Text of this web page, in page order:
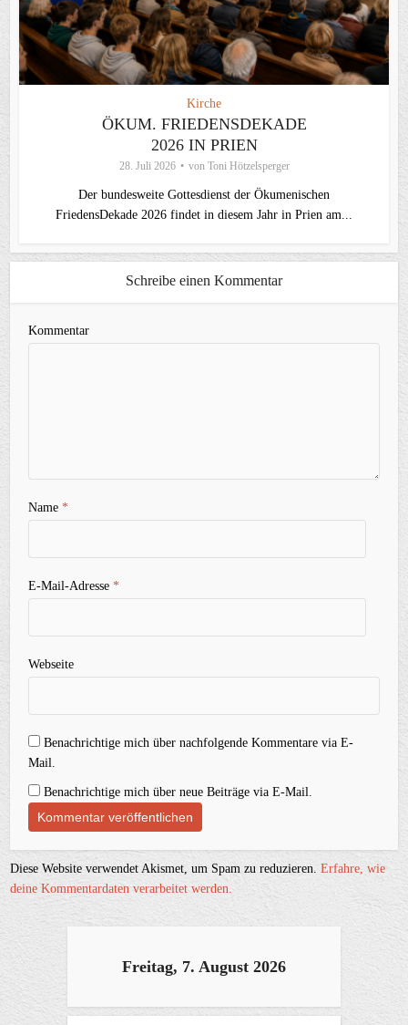
Kirche
ÖKUM. FRIEDENSDEKADE
2026 IN PRIEN
28. Juli 2026 von Toni Hötzelsperger
Der bundesweite Gottesdienst der Ökumenischen
FriedensDekade 2026 findet in diesem Jahr in Prien am...
Schreibe einen Kommentar
Kommentar
Name*
E-Mail-Adresse*
Webseite
Benachrichtige mich über nachfolgende Kommentare via E-
Mail.
Benachrichtige mich über neue Beiträge via E-Mail.
Diese Website verwendet Akismet, um Spam zu reduzieren.Erfahre, wie
deine Kommentardaten verarbeitet werden.
Freitag, 7. August 2026